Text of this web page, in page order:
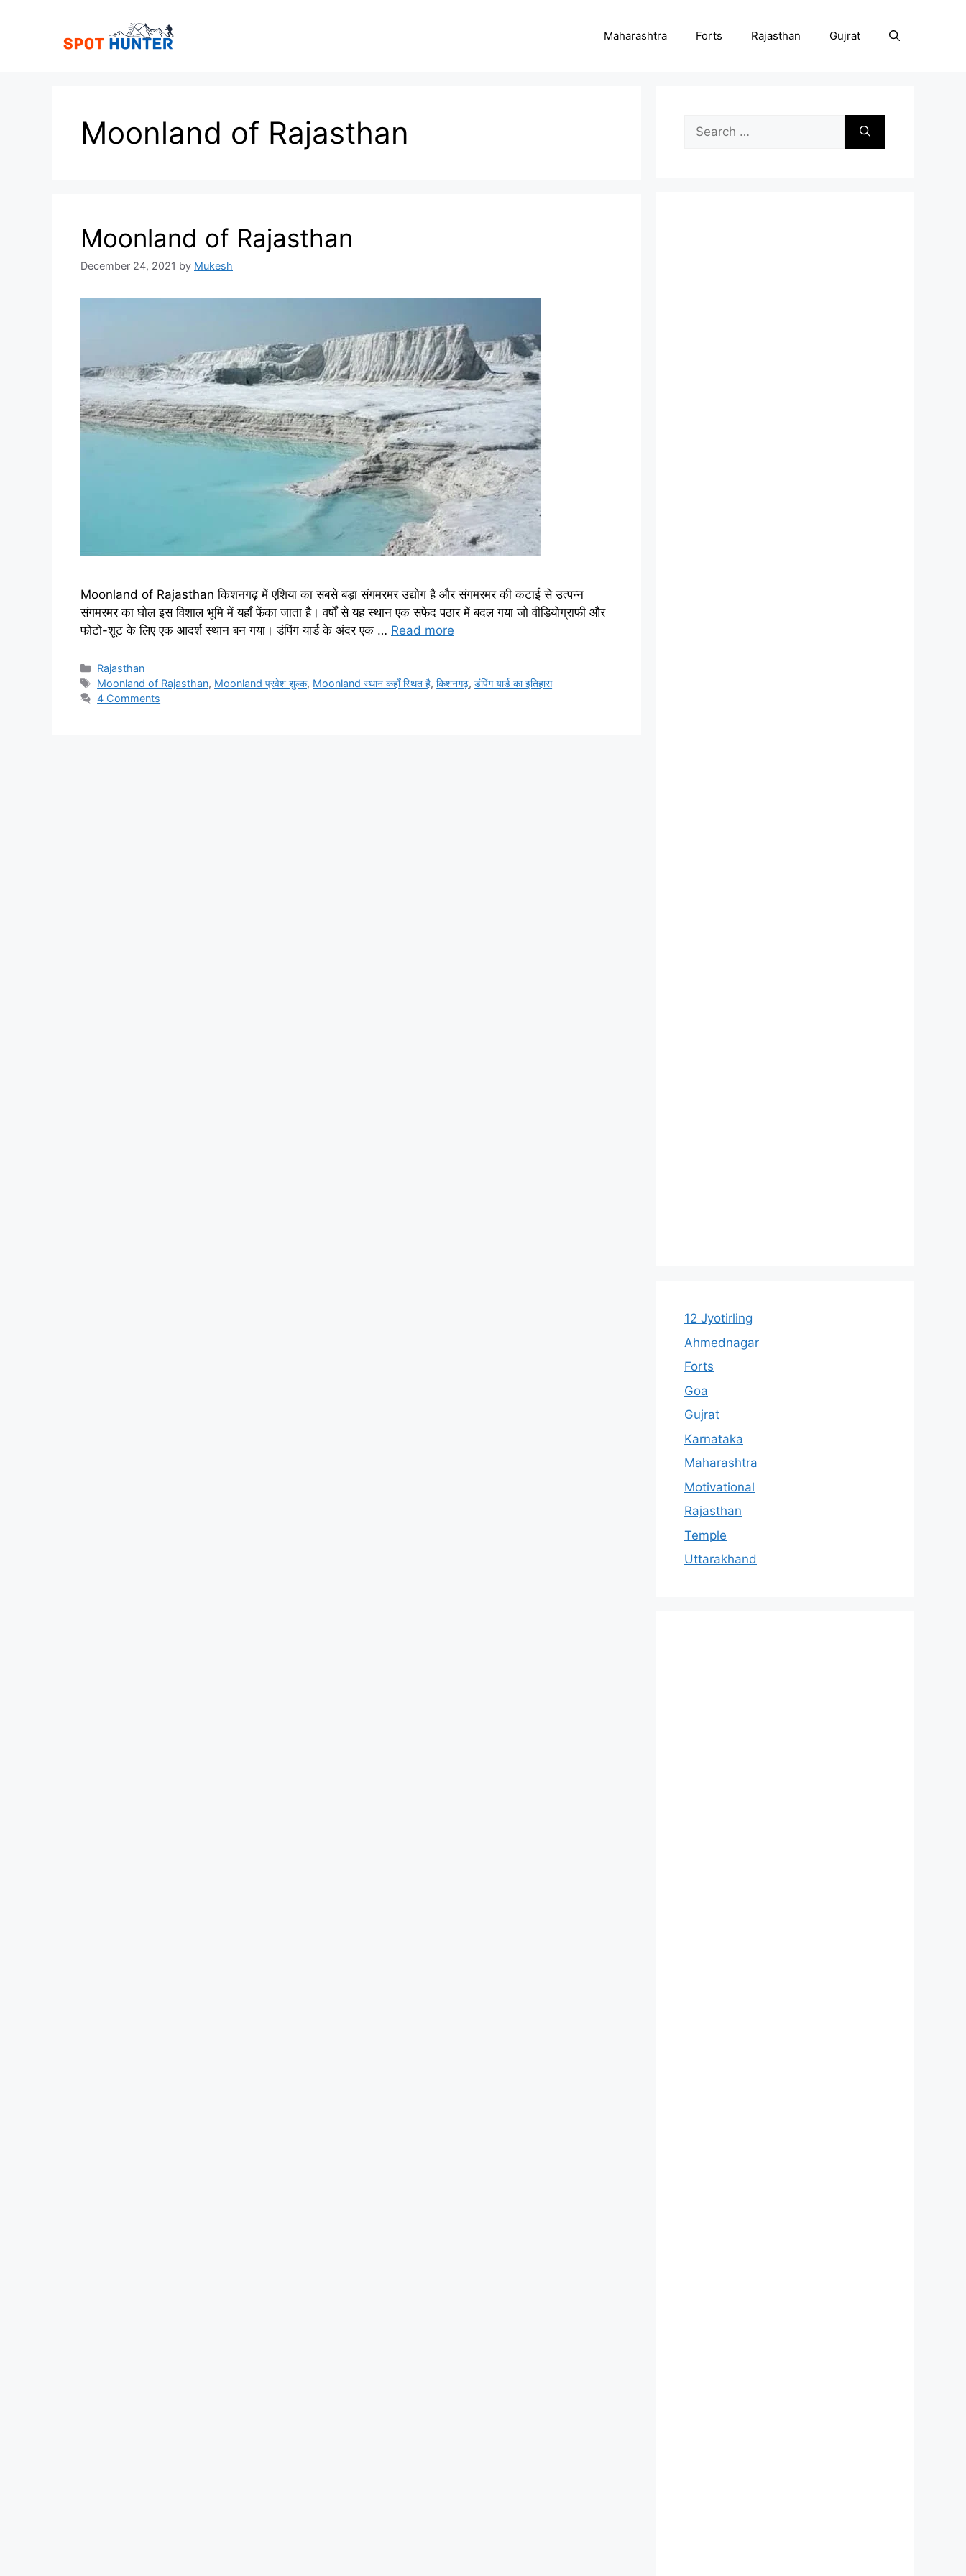
Maharashtra Forts Rajasthan Gujrat
Moonland of Rajasthan
Moonland of Rajasthan
December 24, 2021 by Mukesh
Moonland of Rajasthan किशनगढ़ में एशिया का सबसे बड़ा संगमरमर उद्योग है और संगमरमर की कटाई से उत्पन्न
संगमरमर का घोल इस विशाल भूमि में यहाँ फेंका जाता है। वर्षों से यह स्थान एक सफेद पठार में बदल गया जो वीडियोग्राफी और
फोटो-शूट के लिए एक आदर्श स्थान बन गया। डंपिंग यार्ड के अंदर एक … Read more
Categories
Rajasthan
Tags
Moonland of Rajasthan, Moonland प्रवेश शुल्क, Moonland स्थान कहाँ स्थित है,किशनगढ़,डंपिंग यार्ड का इतिहास
4 Comments
Search
for:
12 Jyotirling
Ahmednagar
Forts
Goa
Gujrat
Karnataka
Maharashtra
Motivational
Rajasthan
Temple
Uttarakhand